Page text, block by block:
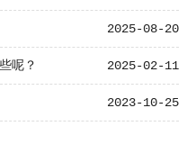
2025-08-20
2025-02-11
呢？
2023-10-25